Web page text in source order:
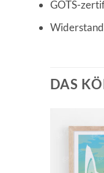
GOTS-
DAS